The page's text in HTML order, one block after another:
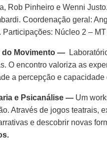
Rob Pinheiro e Wenni
Coordenação geral:
Núcleo 2 –
Movimento —
O encontro valoriza as
a percepção e
e Psicanálise — Um
Através de jogos teatrais,
e descobrir novas